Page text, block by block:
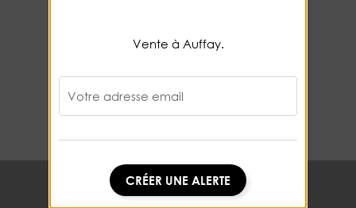
CRÉER UNE ALERTE
Vente à Auffay.
Votre adresse email
CRÉER UNE ALERTE